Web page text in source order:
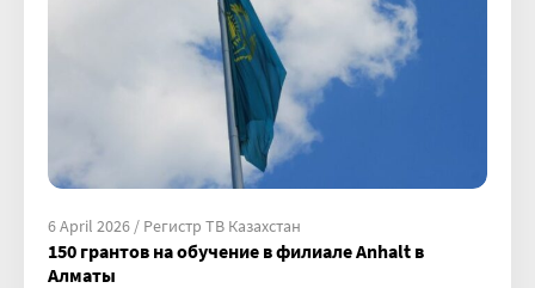
6 April 2026 / Регистр ТВ Казахстан
150 грантов на обучение в филиале Anhalt в
Алматы